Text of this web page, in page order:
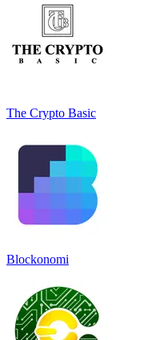
The Crypto Basic
Blockonomi